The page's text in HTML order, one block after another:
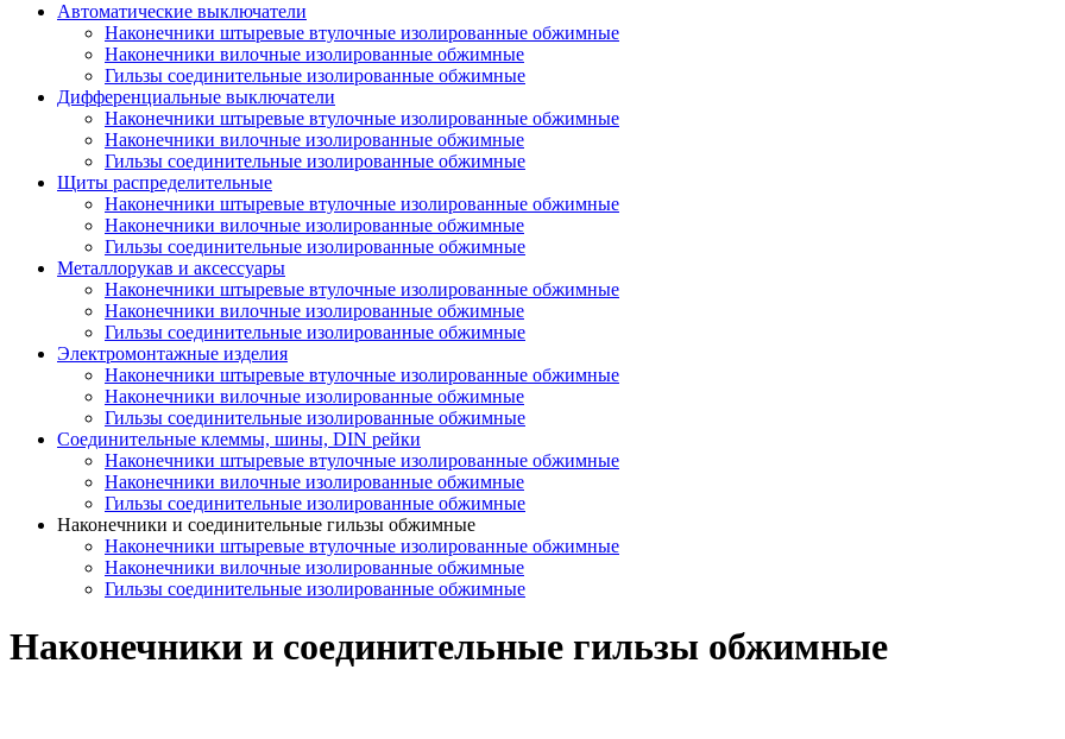
Автоматические выключатели
Наконечники штыревые втулочные изолированные обжимные
Наконечники вилочные изолированные обжимные
Гильзы соединительные изолированные обжимные
Дифференциальные выключатели
Наконечники штыревые втулочные изолированные обжимные
Наконечники вилочные изолированные обжимные
Гильзы соединительные изолированные обжимные
Щиты распределительные
Наконечники штыревые втулочные изолированные обжимные
Наконечники вилочные изолированные обжимные
Гильзы соединительные изолированные обжимные
Металлорукав и аксессуары
Наконечники штыревые втулочные изолированные обжимные
Наконечники вилочные изолированные обжимные
Гильзы соединительные изолированные обжимные
Электромонтажные изделия
Наконечники штыревые втулочные изолированные обжимные
Наконечники вилочные изолированные обжимные
Гильзы соединительные изолированные обжимные
Соединительные клеммы, шины, DIN рейки
Наконечники штыревые втулочные изолированные обжимные
Наконечники вилочные изолированные обжимные
Гильзы соединительные изолированные обжимные
Наконечники и соединительные гильзы обжимные
Наконечники штыревые втулочные изолированные обжимные
Наконечники вилочные изолированные обжимные
Гильзы соединительные изолированные обжимные
Наконечники и соединительные гильзы обжимные